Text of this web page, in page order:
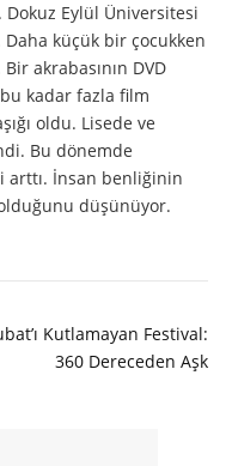
Dokuz Eylül Üniversitesi
küçük bir çocukken
akrabasının DVD
kadar fazla film
oldu. Lisede ve
Bu dönemde
arttı. İnsan benliğinin
düşünüyor.
Kutlamayan Festival:
360 Dereceden Aşk